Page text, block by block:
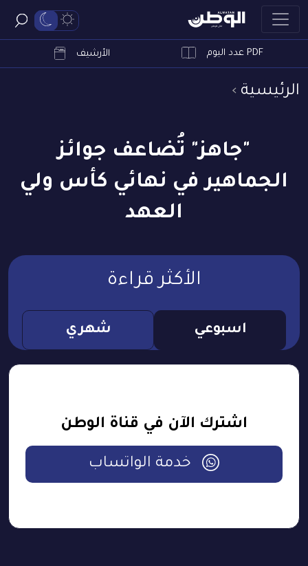
PDF عدد اليوم الأرشيف
الرئيسية
"جاهز" تُضاعف جوائز
الجماهير في نهائي كأس ولي
العهد
الأكثر قراءة
اسبوعي شهري
اشترك الآن في قناة الوطن
خدمة الواتساب